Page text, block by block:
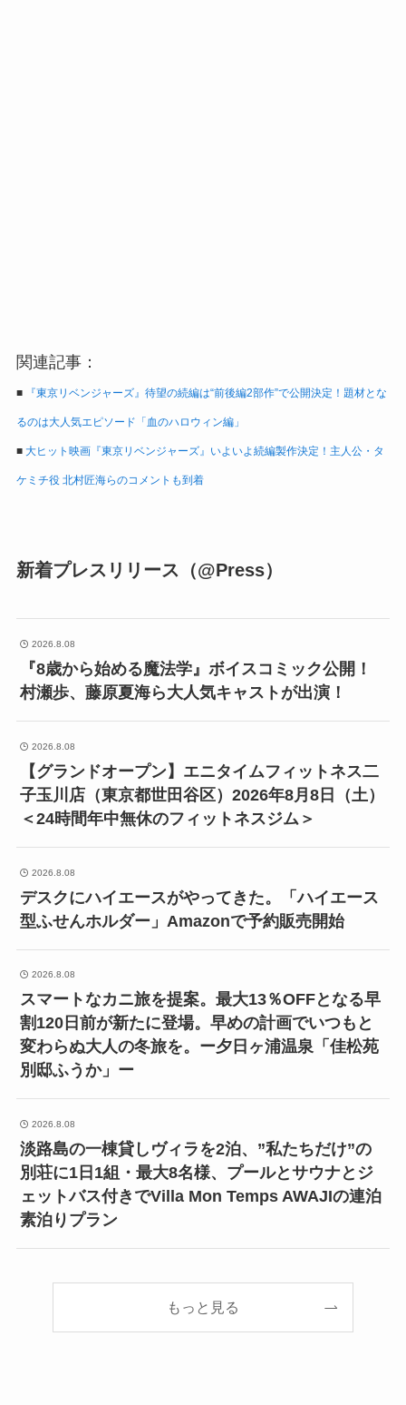
関連記事：
■ 『東京リベンジャーズ』待望の続編は“前後編2部作”で公開決定！題材とな
るのは大人気エピソード「血のハロウィン編」
■ 大ヒット映画『東京リベンジャーズ』いよいよ続編製作決定！主人公・タ
ケミチ役 北村匠海らのコメントも到着
新着プレスリリース（@Press）
2026.8.08
『8歳から始める魔法学』ボイスコミック公開！
村瀬歩、藤原夏海ら大人気キャストが出演！
2026.8.08
【グランドオープン】エニタイムフィットネス二
子玉川店（東京都世田谷区）2026年8月8日（土）
＜24時間年中無休のフィットネスジム＞
2026.8.08
デスクにハイエースがやってきた。「ハイエース
型ふせんホルダー」Amazonで予約販売開始
2026.8.08
スマートなカニ旅を提案。最大13％OFFとなる早
割120日前が新たに登場。早めの計画でいつもと
変わらぬ大人の冬旅を。ー夕日ヶ浦温泉「佳松苑
別邸ふうか」ー
2026.8.08
淡路島の一棟貸しヴィラを2泊、”私たちだけ”の
別荘に1日1組・最大8名様、プールとサウナとジ
ェットバス付きでVilla Mon Temps AWAJIの連泊
素泊りプラン
もっと見る